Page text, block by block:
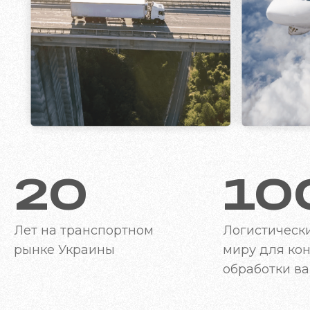
20
Лет на транспортном
рынке Украины
миру для
обработки